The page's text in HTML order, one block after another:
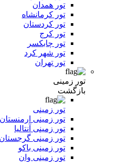
تور همدان
تور کرمانشاه
تور کردستان
تور کرج
تور چابکسر
تور شهر کرد
تور تهران
تور زمینی
بازگشت
تور زمینی
تور زمینی ارمنستان
تور زمینی آنتالیا
تور زمینی گرجستان
تور زمینی باکو
تور زمینی وان